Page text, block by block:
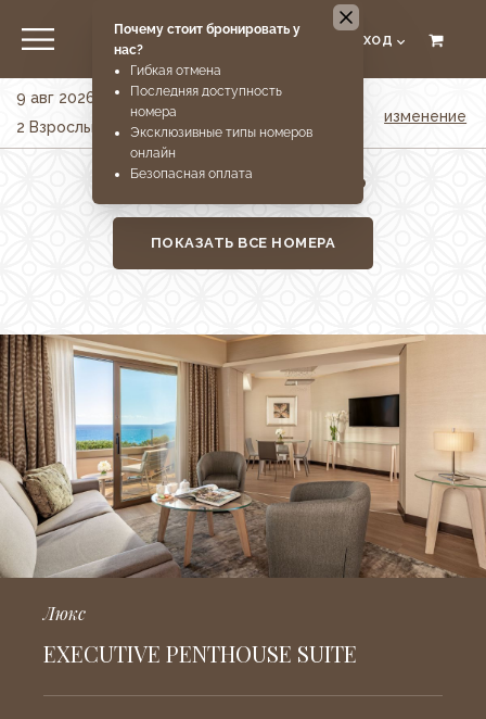
RU
Вход
Онлайн регистрация в
отеле
Hомера
The Residences
Pестораны и бары
Spa
Галерея
Инфраструктура
Семейный отдых
Конференции
Свадьбы
Experiences
ВХОД
9 авг 2026 - 10 авг 2026
изменение
2 Взрослые . 0 Дети . 0 Младенцы . 1 Номер
ВЫБЕРИТЕ НОМЕР
ПОКАЗАТЬ ВСЕ НОМЕРА
Люкс
EXECUTIVE PENTHOUSE SUITE